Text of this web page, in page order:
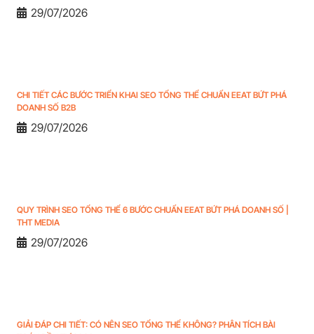
29/07/2026
CHI TIẾT CÁC BƯỚC TRIỂN KHAI SEO TỔNG THỂ CHUẨN EEAT BỨT PHÁ
DOANH SỐ B2B
29/07/2026
QUY TRÌNH SEO TỔNG THỂ 6 BƯỚC CHUẨN EEAT BỨT PHÁ DOANH SỐ |
THT MEDIA
29/07/2026
GIẢI ĐÁP CHI TIẾT: CÓ NÊN SEO TỔNG THỂ KHÔNG? PHÂN TÍCH BÀI